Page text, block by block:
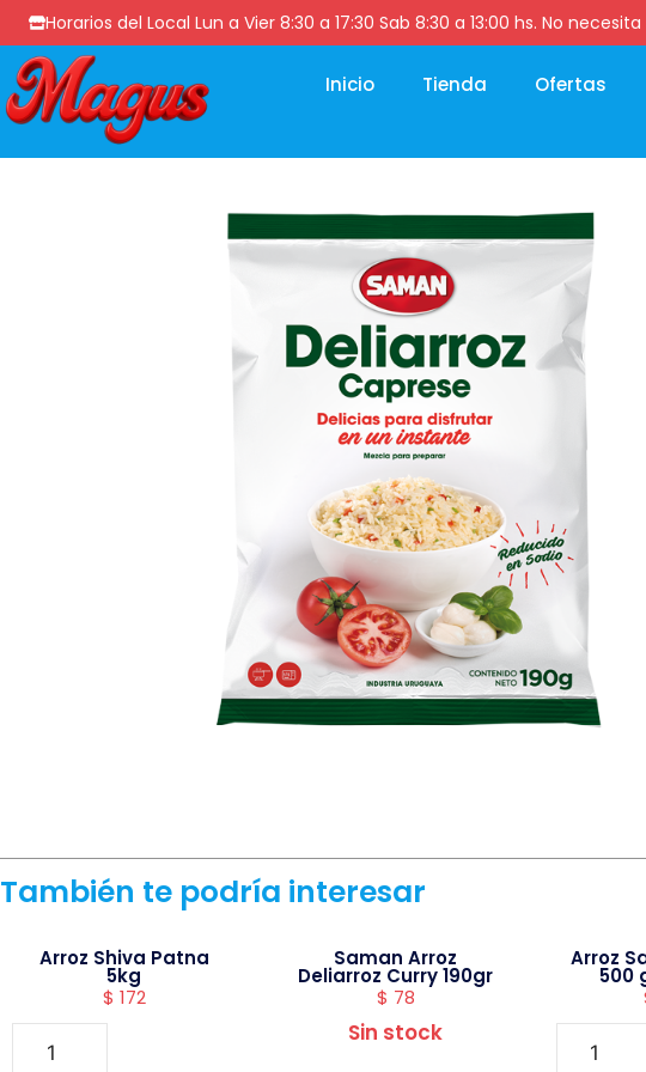
Horarios del Local Lun a Vier 8:30 a 17:30 Sab 8:30 a 13:00 hs. No
Inicio Tienda Ofertas
También te podría interesar
Arroz Shiva Patna
5kg
$ 172
Saman Arroz
Deliarroz Curry 190gr
$ 78
Sin stock
Arroz
500